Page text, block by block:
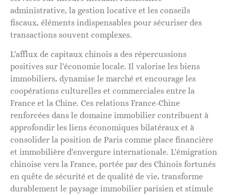
administrative, la gestion locative et les conseils
fiscaux, éléments indispensables pour sécuriser des
transactions souvent complexes.
L'afflux de capitaux chinois a des répercussions
positives sur l'économie locale. Il valorise les biens
immobiliers, dynamise le marché et encourage les
coopérations culturelles et commerciales entre la
France et la Chine. Ces relations France-Chine
renforcées dans le domaine immobilier contribuent à
approfondir les liens économiques bilatéraux et à
consolider la position de Paris comme place financière
et immobilière d'envergure internationale. L'émigration
chinoise vers la France, portée par des Chinois fortunés
en quête de sécurité et de qualité de vie, transforme
durablement le paysage immobilier parisien et stimule